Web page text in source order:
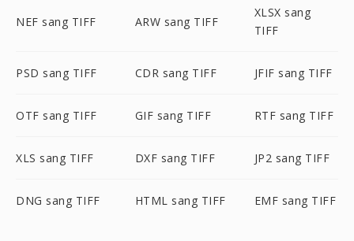
NEF sang TIFF ARW sang TIFF
XLSX sang
TIFF
PSD sang TIFF CDR sang TIFF JFIF sang TIFF
OTF sang TIFF GIF sang TIFF RTF sang TIFF
XLS sang TIFF DXF sang TIFF JP2 sang TIFF
DNG sang TIFF HTML sang TIFF EMF sang TIFF